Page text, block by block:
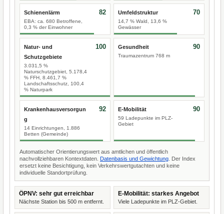
Schienenlärm
EBA: ca. 680 Betroffene,
0,3 % der Einwohner
82 Umfeldstruktur
14,7 % Wald, 13,6 %
Gewässer
70
Natur- und
Schutzgebiete
3.031,5 %
Naturschutzgebiet, 5.178,4
% FFH, 8.461,7 %
Landschaftsschutz, 100,4
% Naturpark
100 Gesundheit
Traumazentrum 768 m
90
Krankenhausversorgun
g
14 Einrichtungen, 1.886
Betten (Gemeinde)
92 E-Mobilität
59 Ladepunkte im PLZ-
Gebiet
90
Automatischer Orientierungswert aus amtlichen und öffentlich
nachvollziehbaren Kontextdaten. Datenbasis und Gewichtung . Der Index
ersetzt keine Besichtigung, kein Verkehrswertgutachten und keine
individuelle Standortprüfung.
ÖPNV: sehr gut erreichbar
Nächste Station bis 500 m entfernt.
E-Mobilität: starkes Angebot
Viele Ladepunkte im PLZ-Gebiet.